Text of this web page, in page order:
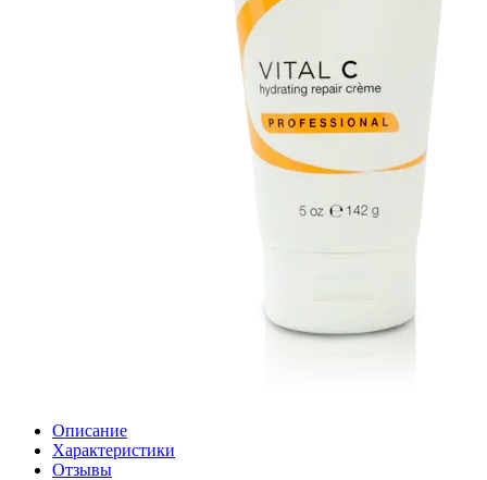
Описание
Характеристики
Отзывы